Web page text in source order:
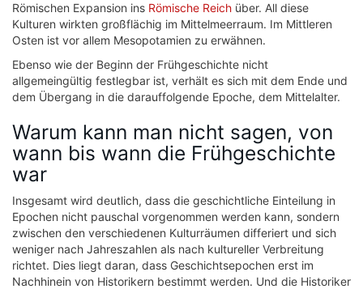
Römischen Expansion ins Römische Reich über. All diese
Kulturen wirkten großflächig im Mittelmeerraum. Im Mittleren
Osten ist vor allem Mesopotamien zu erwähnen.
Ebenso wie der Beginn der Frühgeschichte nicht
allgemeingültig festlegbar ist, verhält es sich mit dem Ende und
dem Übergang in die darauffolgende Epoche, dem Mittelalter.
Warum kann man nicht sagen, von
wann bis wann die Frühgeschichte
war
Insgesamt wird deutlich, dass die geschichtliche Einteilung in
Epochen nicht pauschal vorgenommen werden kann, sondern
zwischen den verschiedenen Kulturräumen differiert und sich
weniger nach Jahreszahlen als nach kultureller Verbreitung
richtet. Dies liegt daran, dass Geschichtsepochen erst im
Nachhinein von Historikern bestimmt werden. Und die Historiker